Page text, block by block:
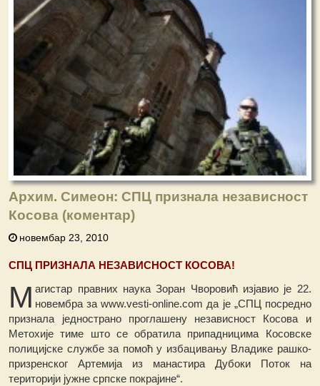
Архим. Симеон: СПЦ признала независност
Косова (коментар)
новембар 23, 2010
СПЦ ПРИЗНАЛА НЕЗАВИСНОСТ КОСОВА!
М агистар правних наука Зоран Чворовић изјавио је 22.
новембра за www.vesti-online.com да је „СПЦ посредно
признала једнострано проглашену независност Косова и
Метохије тиме што се обратила припадницима Косовске
полицијске службе за помоћ у избацивању Владике рашко-
призренског Артемија из манастира Дубоки Поток на
територији јужне српске покрајине“.